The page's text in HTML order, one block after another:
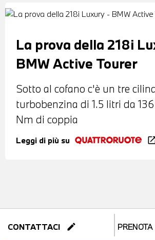
La prova della 218i
BMW Active Tourer
Sotto al cofano c'è un tre
turbobenzina di 1.5 litri da
Nm di coppia
Leggi di più su
CONTATTACI edit PRENOTA